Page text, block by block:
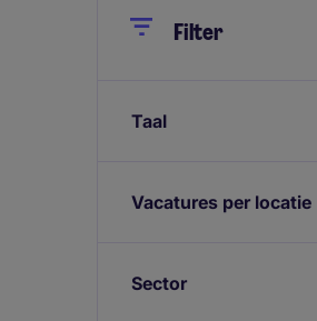
CloseFilter
Taal
Vacatures per locatie
Sector